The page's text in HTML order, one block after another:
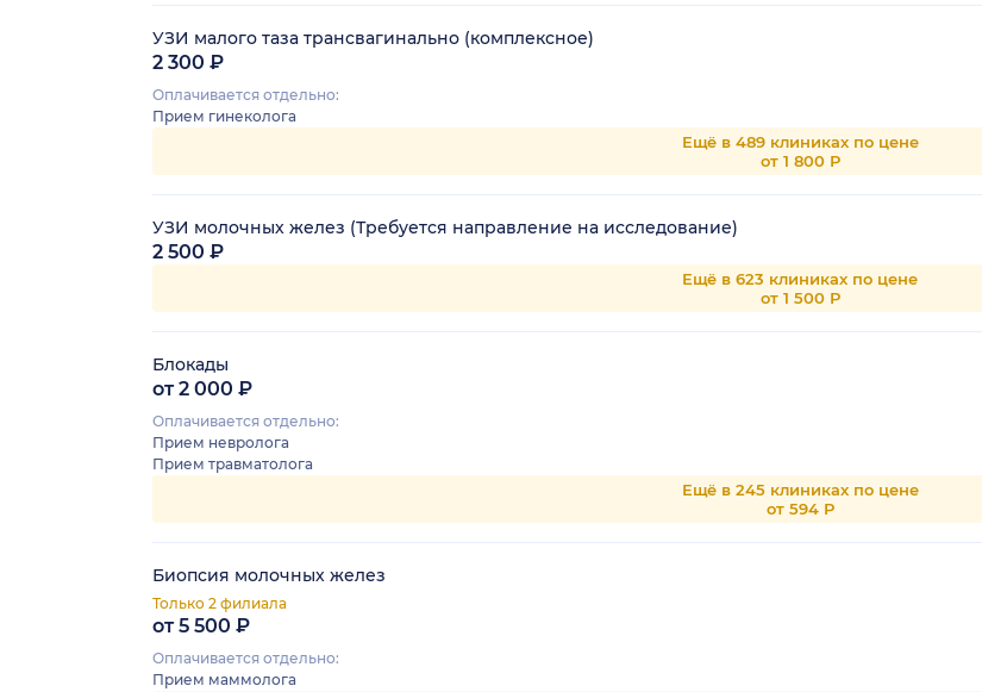
УЗИ малого таза трансвагинально (комплексное)
2 300 ₽
Оплачивается отдельно:
Прием гинеколога
Ещё в 489 клиниках по цене
от 1 800 Р
УЗИ молочных желез (Требуется направление на исследование)
2 500 ₽
Ещё в 623 клиниках по цене
от 1 500 Р
Блокады
от 2 000 ₽
Оплачивается отдельно:
Прием невролога
Прием травматолога
Ещё в 245 клиниках по цене
от 594 Р
Биопсия молочных желез
Только 2 филиала
от 5 500 ₽
Оплачивается отдельно:
Прием маммолога